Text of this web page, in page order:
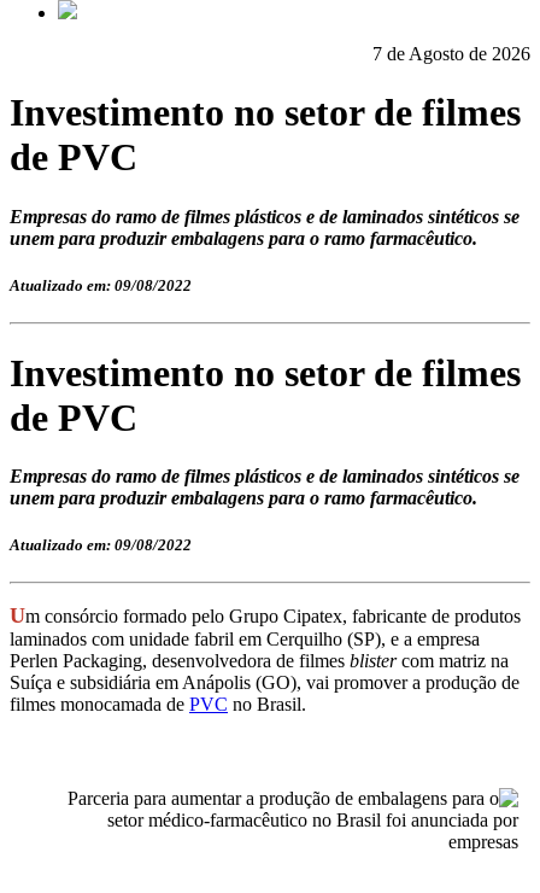
7 de Agosto de 2026
Investimento no setor de filmes
de PVC
Empresas do ramo de filmes plásticos e de laminados sintéticos se
unem para produzir embalagens para o ramo farmacêutico.
Atualizado em: 09/08/2022
Investimento no setor de filmes
de PVC
Empresas do ramo de filmes plásticos e de laminados sintéticos se
unem para produzir embalagens para o ramo farmacêutico.
Atualizado em: 09/08/2022
Um consórcio formado pelo Grupo Cipatex, fabricante de produtos
laminados com unidade fabril em Cerquilho (SP), e a empresa
Perlen Packaging, desenvolvedora de filmes blistercom matriz na
Suíça e subsidiária em Anápolis (GO), vai promover a produção de
filmes monocamada de PVC no Brasil.